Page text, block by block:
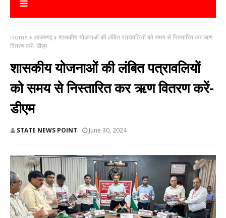
Home आजमगढ़
शासकीय योजनाओं की लंबित पत्रावलियों को समय से निस्तारित कर ऋण
वितरण करें- डीएम
शासकीय योजनाओं की लंबित पत्रावलियों
को समय से निस्तारित कर ऋण वितरण करें-
डीएम
STATE NEWS POINT June 30, 2024